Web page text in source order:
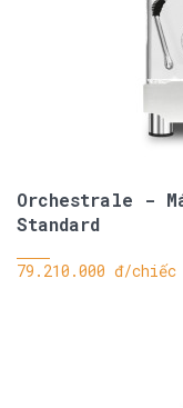
Orchestrale -
Standard
79.210.000 đ/chiếc